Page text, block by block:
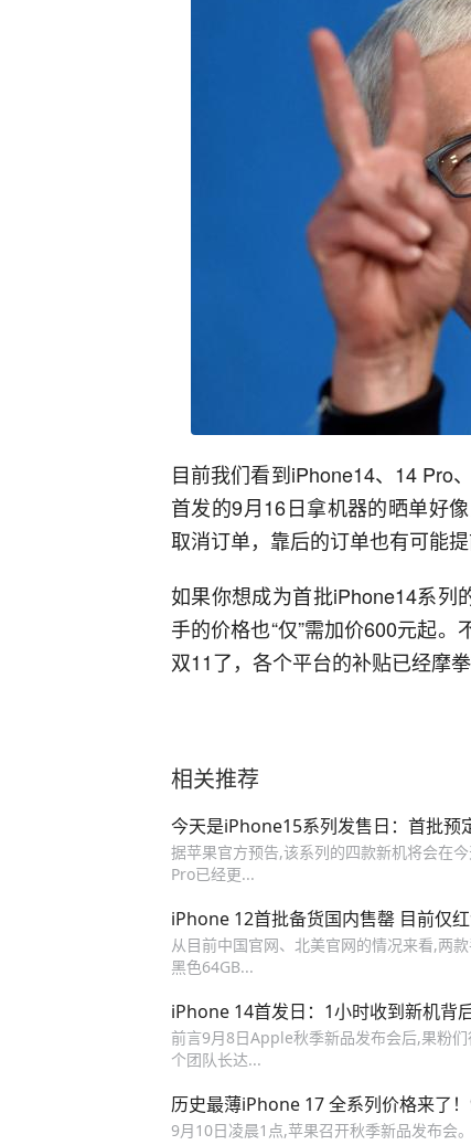
目前我们看到iPhone14、14 Pro
首发的9月16日拿机器的晒单好
取消订单，靠后的订单也有可能提
如果你想成为首批iPhone14系列
手的价格也“仅”需加价600元起
双11了，各个平台的补贴已经摩
相关推荐
今天是iPhone15系列发售日：首批预
据苹果官方预告,该系列的四款新机将会在
Pro已经更...
iPhone 12首批备货国内售罄 目前仅
从目前中国官网、北美官网的情况来看,两
黑色64GB...
iPhone 14首发日：1小时收到新机背
前言9月8日Apple秋季新品发布会后,果粉
个团队长达...
历史最薄iPhone 17 全系列价格来了
9月10日凌晨1点,苹果召开秋季新品发布会